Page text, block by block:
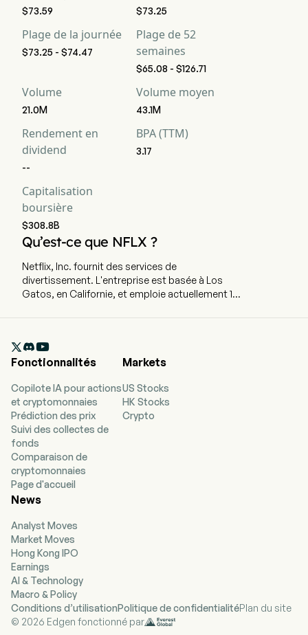
$73.59 $73.25
Plage de la journée
$73.25 - $74.47
Plage de 52
semaines
$65.08 - $126.71
Volume
21.0M
Volume moyen
43.1M
Rendement en
dividend
--
BPA (TTM)
3.17
Capitalisation
boursière
$308.8B
Qu’est-ce que NFLX ?
Netflix, Inc. fournit des services de
divertissement. L'entreprise est basée à Los
Gatos, en Californie, et emploie actuellement 14
notamment des programmes originaux. Elle
propose des abonnements payants dans plus
des films et des jeux appartenant à divers
genres et langues. Les membres peuvent
regarder autant qu'ils veulent, mettre en pause
et reprendre la lecture à tout moment, n'importe
où, et peuvent modifier leurs formules à tout
moment. L'entreprise permet à ses membres de
recevoir du contenu en streaming via un grand
nombre de dispositifs connectés à Internet,
notamment des téléviseurs, des lecteurs vidéo
mobiles. Elle s'attache à développer son service
de streaming, par exemple en introduisant des
jeux et de la publicité sur son service, ainsi qu'en
proposant des programmes en direct.
L'entreprise développe également sa
technologie et utilise des services de cloud
computing et d'autres technologies provenant
de tiers. Elle développe en outre ses propres

Fonctionnalités
Copilote IA pour actions
et cryptomonnaies
Prédiction des prix
Suivi des collectes de
fonds
Comparaison de
cryptomonnaies
Page d'accueil
Markets
US Stocks
HK Stocks
Crypto
News
Analyst Moves
Market Moves
Hong Kong IPO
Earnings
AI & Technology
Macro & Policy
Conditions d’utilisationPolitique de confidentialitéPlan du site
© 2026 Edgen fonctionné par